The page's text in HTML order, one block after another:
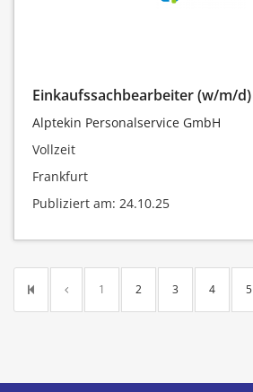
Einkaufssachbearbeiter (w/m/d)
Alptekin Personalservice GmbH
Vollzeit
Frankfurt
Publiziert am: 24.10.25
1 2 3 4 5